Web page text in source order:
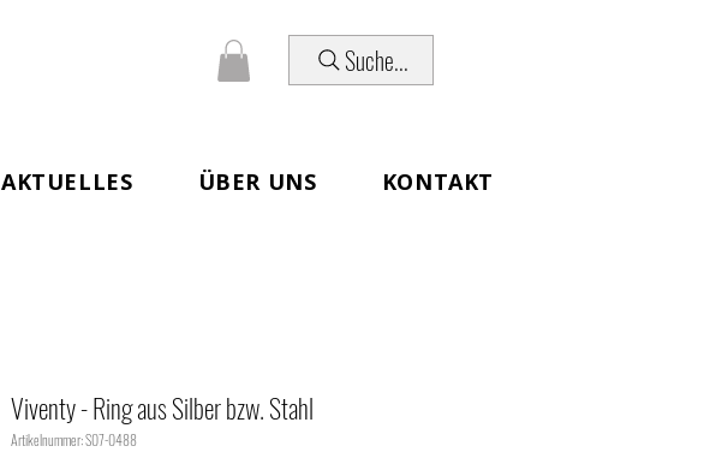
Suche...
AKTUELLES ÜBER UNS KONTAKT
Viventy - Ring aus Silber bzw. Stahl
Artikelnummer: S07-0488